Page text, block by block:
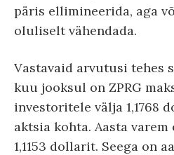
päris ellimineerida, aga
oluliselt vähendada.
Vastavaid arvutusi tehes
kuu jooksul on ZPRG
investoritele välja 1,1768
aktsia kohta. Aasta
1,1153 dollarit. Seega on